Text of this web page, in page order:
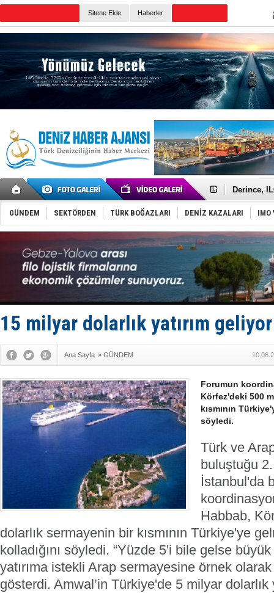
Sitene Ekle Haberler
Yüzyıl
Derince,
Tüpraş,
İTU AUV,
LNG
PROYAD,
Türkiye-
Türk
Deniz
DÖDER,
Fairline,
Baltık
Limana
GÜNDEM SEKTÖRDEN TÜRK BOĞAZLARI DENİZ KAZALARI IMO
15 milyar dolarlık yatırım geliyor
Ana Sayfa » GÜNDEM
Forumun
Körfez'deki 500
kısmının
söyledi.
Türk ve
buluştuğu
İstanbul'da
Habbab,
dolarlık sermayenin bir kısmının Türkiye'ye
kolladığını söyledi. “Yüzde 5'i bile gelse
yatırıma istekli Arap sermayesine örnek
gösterdi. Amwal’in Türkiye'de 5 milyar dolarlık